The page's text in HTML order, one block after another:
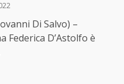
Di Salvo) –
Federica D’Astolfo è